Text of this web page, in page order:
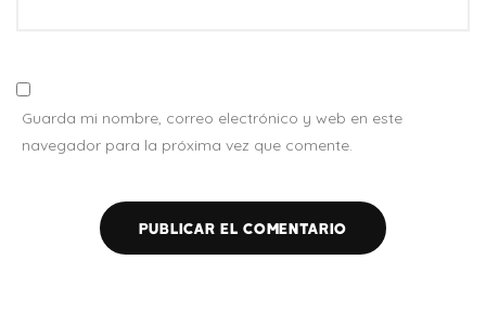
Guarda mi nombre, correo electrónico y web en este
navegador para la próxima vez que comente.